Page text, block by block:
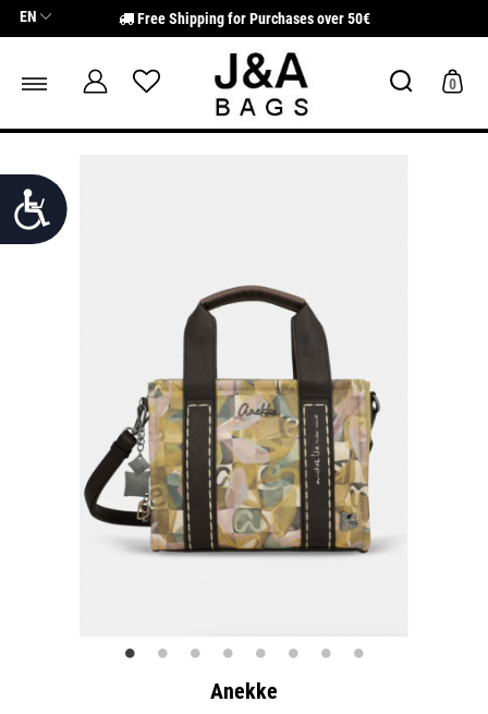
Σημείωση:
Αυτός
περιλαμβάνει
προσβασιμότητας.
Προσιτότητα
EN Free Shipping for Purchases over 50€
0
Anekke